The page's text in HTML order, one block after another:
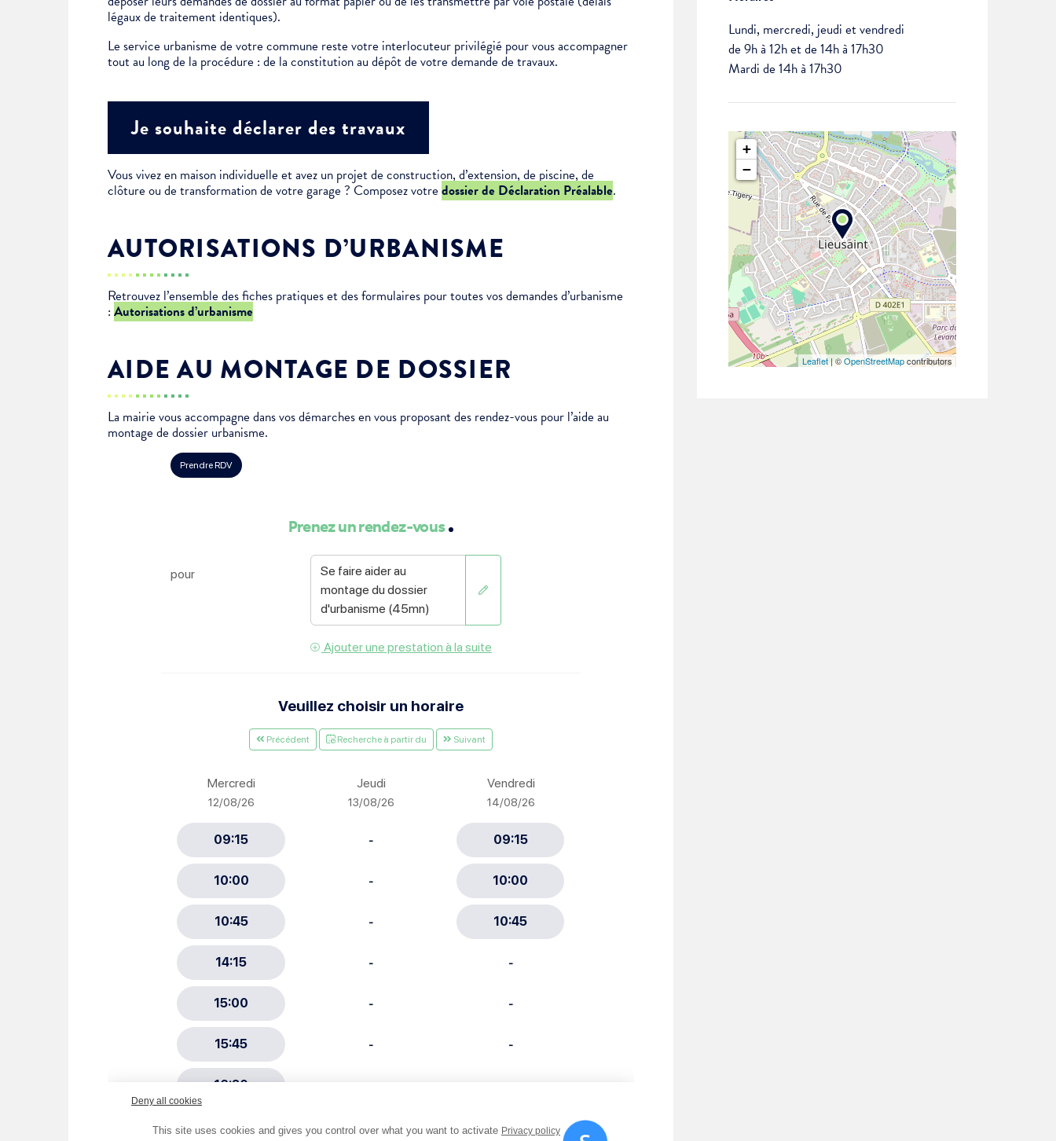
Annuaires & carte interactive
Je suis senior
Je suis étudiant
Urbanisme
légaux de traitement identiques).
Le service urbanisme de votre commune reste votre interlocuteur privilégié pour vous accompagner
tout au long de la procédure : de la constitution au dépôt de votre demande de travaux.
Je souhaite déclarer des travaux
Vous vivez en maison individuelle et avez un projet de construction, d’extension, de piscine, de
clôture ou de transformation de votre garage ? Composez votre dossier de Déclaration Préalable.
AUTORISATIONS D’URBANISME
Retrouvez l’ensemble des fiches pratiques et des formulaires pour toutes vos demandes d’urbanisme
: Autorisations d’urbanisme
AIDE AU MONTAGE DE DOSSIER
La mairie vous accompagne dans vos démarches en vous proposant des rendez-vous pour l’aide au
montage de dossier urbanisme.
Lundi, mercredi, jeudi et vendredi
de 9h à 12h et de 14h à 17h30
Mardi de 14h à 17h30
+
−
Leaflet| ©OpenStreetMapcontributors
Choisissez votre abonnement :
Alertes Mail
Newsletter Sport et Vie associative